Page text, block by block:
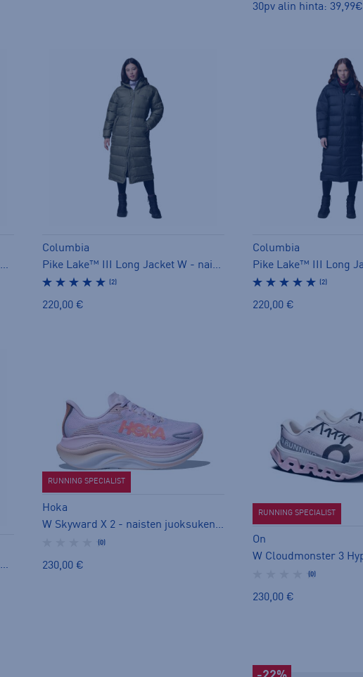
30pv alin hinta: 39,99€
Pike Lake™ III Hooded Jacket W - naisten toppatakki
Columbia
Pike Lake™ III Long Jacket W - naisten toppatakki
(2)
220,00 €
Columbia
(2)
220,00 €
Pike Lake™ III Hooded Jacket W - naisten toppatakki
RUNNING SPECIALIST
Hoka
W Skyward X 2 - naisten juoksukengät
(0)
230,00 €
RUNNING SPECIALIST
On
(0)
230,00 €